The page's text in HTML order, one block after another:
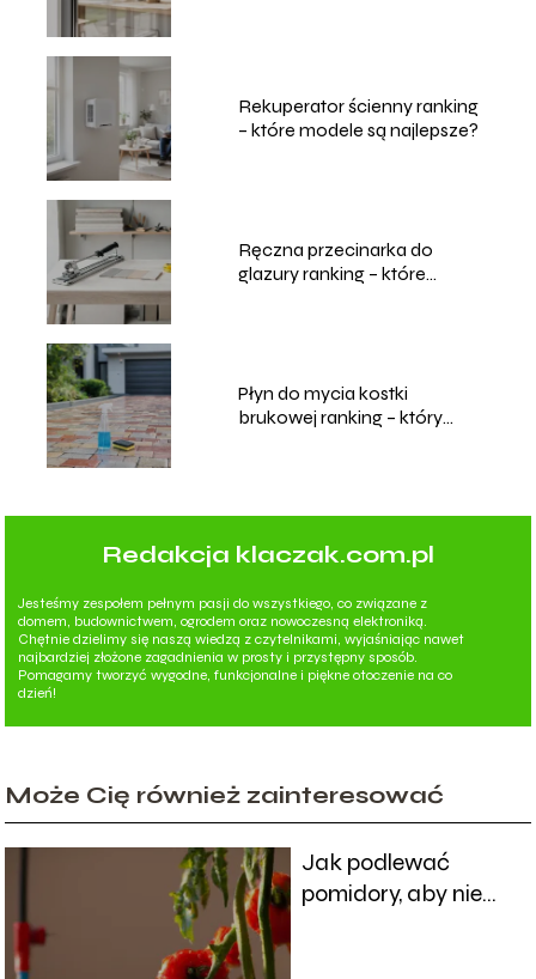
Rekuperator ścienny ranking
– które modele są najlepsze?
Ręczna przecinarka do
glazury ranking – które
Płyn do mycia kostki
brukowej ranking – który
Redakcja klaczak.com.pl
Jesteśmy zespołem pełnym pasji do wszystkiego, co związane z
domem, budownictwem, ogrodem oraz nowoczesną elektroniką.
Chętnie dzielimy się naszą wiedzą z czytelnikami, wyjaśniając nawet
najbardziej złożone zagadnienia w prosty i przystępny sposób.
Pomagamy tworzyć wygodne, funkcjonalne i piękne otoczenie na co
dzień!
Może Cię również zainteresować
Jak podlewać
pomidory, aby nie